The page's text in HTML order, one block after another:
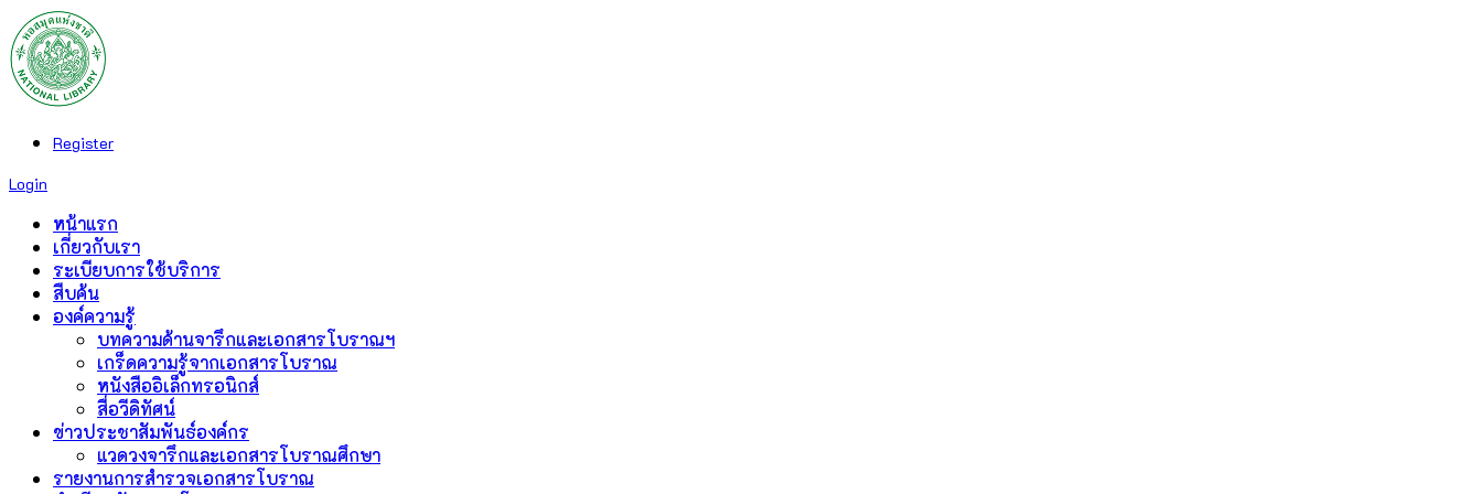
Register
Login
หน้าแรก
เกี่ยวกับเรา
ระเบียบการใช้บริการ
สืบค้น
องค์ความรู้
บทความด้านจารึกและเอกสารโบราณฯ
เกร็ดความรู้จากเอกสารโบราณ
หนังสืออิเล็กทรอนิกส์
สื่อวีดิทัศน์
ข่าวประชาสัมพันธ์องค์กร
แวดวงจารึกและเอกสารโบราณศึกษา
รายงานการสำรวจเอกสารโบราณ